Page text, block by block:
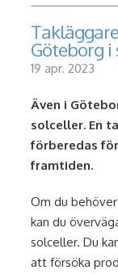
Göteborg i
19 apr. 2023
Även i
solceller. En
förberedas
framtiden.
Om du
kan du
solceller. Du
att försöka